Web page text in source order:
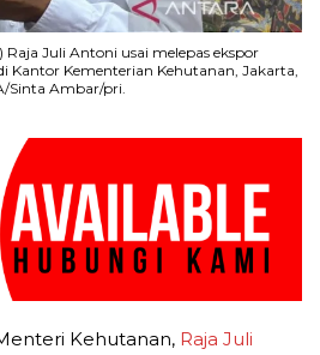
Juli Antoni usai melepas ekspor
Kantor Kementerian Kehutanan, Jakarta,
Sinta Ambar/pri.
Kehutanan, Raja Juli